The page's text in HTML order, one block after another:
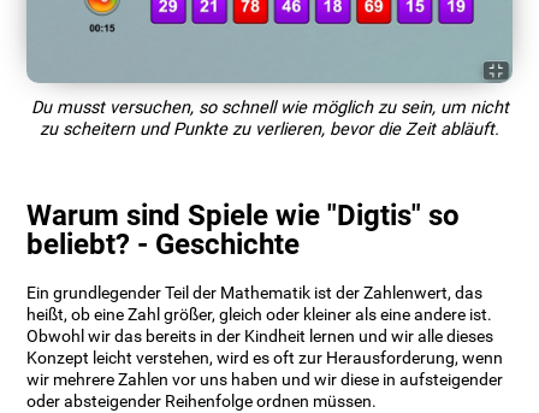
Du musst versuchen, so schnell wie möglich zu sein, um nicht
zu scheitern und Punkte zu verlieren, bevor die Zeit abläuft.
Warum sind Spiele wie "Digtis" so
beliebt? - Geschichte
Ein grundlegender Teil der Mathematik ist der Zahlenwert, das
heißt, ob eine Zahl größer, gleich oder kleiner als eine andere ist.
Obwohl wir das bereits in der Kindheit lernen und wir alle dieses
Konzept leicht verstehen, wird es oft zur Herausforderung, wenn
wir mehrere Zahlen vor uns haben und wir diese in aufsteigender
oder absteigender Reihenfolge ordnen müssen.